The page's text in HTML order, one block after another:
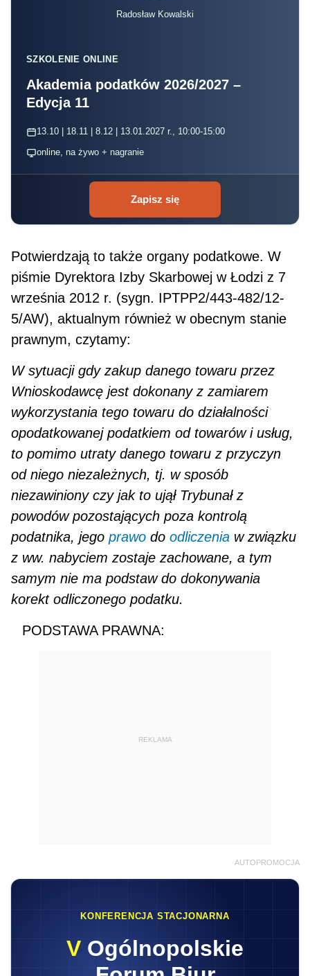
Radosław Kowalski
SZKOLENIE ONLINE
Akademia podatków 2026/2027 –
Edycja 11
13.10 | 18.11 | 8.12 | 13.01.2027 r., 10:00-15:00
online, na żywo + nagranie
Zapisz się
Potwierdzają to także organy podatkowe. W
piśmie Dyrektora Izby Skarbowej w Łodzi z 7
wrze­śnia 2012 r. (sygn. IPTPP2/443-482/12-
5/AW), aktualnym również w obecnym stanie
prawnym, czytamy:
W sytuacji gdy zakup danego towaru przez
Wnioskodawcę jest dokonany z zamiarem
wykorzystania tego towaru do działalności
opodatkowanej podatkiem od towarów i usług,
to pomi­mo utraty danego towaru z przyczyn
od niego niezależnych, tj. w sposób
niezawiniony czy jak to ujął Trybunał z
powodów pozostających poza kontrolą
podatnika, jegoprawo doodliczenia w związ­ku
z ww. nabyciem zostaje zachowane, a tym
samym nie ma podstaw do dokonywania
korekt odliczo­nego podatku.
PODSTAWA PRAWNA:
REKLAMA
AUTOPROMOCJA
KONFERENCJA STACJONARNA
V Ogólnopolskie